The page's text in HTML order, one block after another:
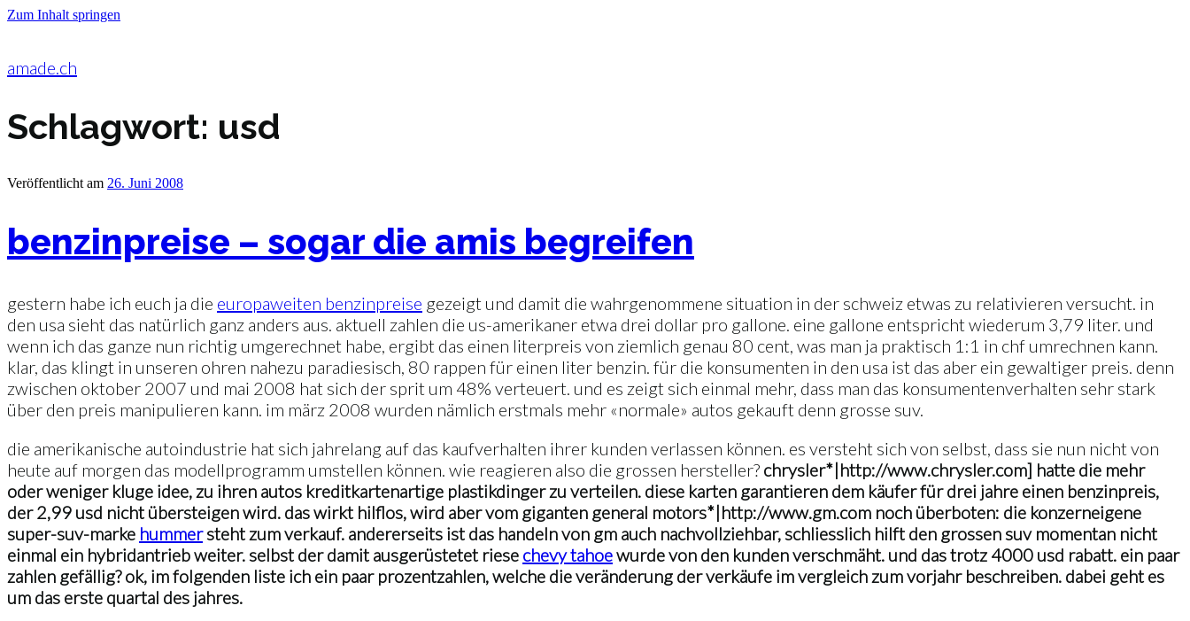
Zum Inhalt springen
amade.ch
Schlagwort: usd
Veröffentlicht am 26. Juni 2008
benzinpreise – sogar die amis begreifen
gestern habe ich euch ja die europaweiten benzinpreise gezeigt und damit die wahrgenommene situation in der schweiz etwas zu relativieren versucht. in
den usa sieht das natürlich ganz anders aus. aktuell zahlen die us-amerikaner etwa drei dollar pro gallone. eine gallone entspricht wiederum 3,79 liter. und
wenn ich das ganze nun richtig umgerechnet habe, ergibt das einen literpreis von ziemlich genau 80 cent, was man ja praktisch 1:1 in chf umrechnen kann.
klar, das klingt in unseren ohren nahezu paradiesisch, 80 rappen für einen liter benzin. für die konsumenten in den usa ist das aber ein gewaltiger preis. denn
zwischen oktober 2007 und mai 2008 hat sich der sprit um 48% verteuert. und es zeigt sich einmal mehr, dass man das konsumentenverhalten sehr stark
über den preis manipulieren kann. im märz 2008 wurden nämlich erstmals mehr «normale» autos gekauft denn grosse suv.
die amerikanische autoindustrie hat sich jahrelang auf das kaufverhalten ihrer kunden verlassen können. es versteht sich von selbst, dass sie nun nicht von
heute auf morgen das modellprogramm umstellen können. wie reagieren also die grossen hersteller? chrysler*|http://www.chrysler.com] hatte die mehr
oder weniger kluge idee, zu ihren autos kreditkartenartige plastikdinger zu verteilen. diese karten garantieren dem käufer für drei jahre einen benzinpreis,
der 2,99 usd nicht übersteigen wird. das wirkt hilflos, wird aber vom giganten general motors*|http://www.gm.com noch überboten: die konzerneigene
super-suv-marke hummersteht zum verkauf. andererseits ist das handeln von gm auch nachvollziehbar, schliesslich hilft den grossen suv momentan nicht
einmal ein hybridantrieb weiter. selbst der damit ausgerüstetet riese chevy tahoewurde von den kunden verschmäht. und das trotz 4000 usd rabatt. ein paar
zahlen gefällig? ok, im folgenden liste ich ein paar prozentzahlen, welche die veränderung der verkäufe im vergleich zum vorjahr beschreiben. dabei geht es
um das erste quartal des jahres.